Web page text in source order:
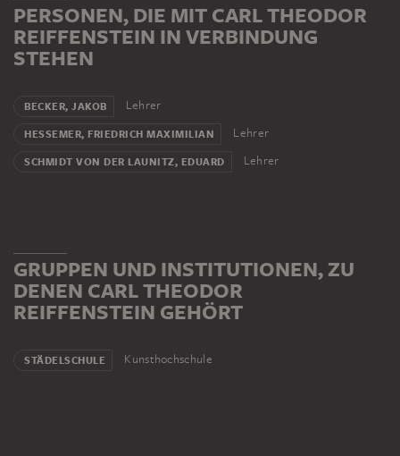
PERSONEN, DIE MIT CARL THEODOR
REIFFENSTEIN IN VERBINDUNG
STEHEN
BECKER, JAKOB Lehrer
HESSEMER, FRIEDRICH MAXIMILIAN Lehrer
SCHMIDT VON DER LAUNITZ, EDUARD Lehrer
GRUPPEN UND INSTITUTIONEN, ZU
DENEN CARL THEODOR
REIFFENSTEIN GEHÖRT
STÄDELSCHULE Kunsthochschule